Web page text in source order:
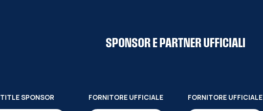
SPONSOR E PARTNER UFFICIALI
TITLE SPONSOR FORNITORE UFFICIALE FORNITORE UFFICIALE